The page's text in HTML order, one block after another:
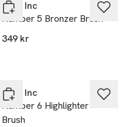
Rose Inc
Number 5 Bronzer Brush
349 kr
Rose Inc
Number 6 Highlighter
Brush